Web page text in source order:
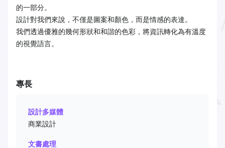
的一部分。
設計對我們來說，不僅是圖案和顏色，而是情感的表達。
我們透過優雅的幾何形狀和和諧的色彩，將資訊轉化為有溫度
的視覺語言。
專長
設計多媒體
商業設計
文書處理